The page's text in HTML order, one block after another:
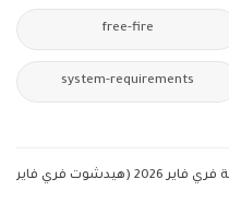
free-fire
system-requirements
أفضل إعدادات الحساسية فري فاير 2026 (هيدشوت فري فاير